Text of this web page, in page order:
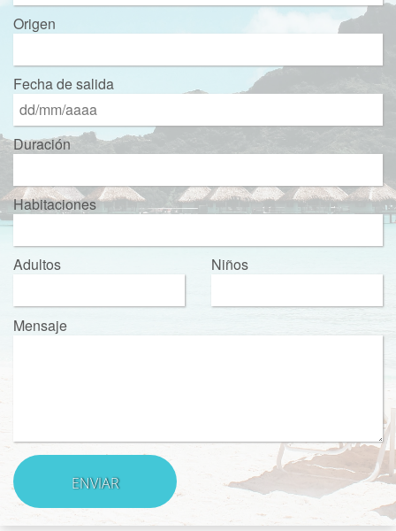
Origen
Fecha de salida
Duración
Habitaciones
Adultos Niños
Mensaje